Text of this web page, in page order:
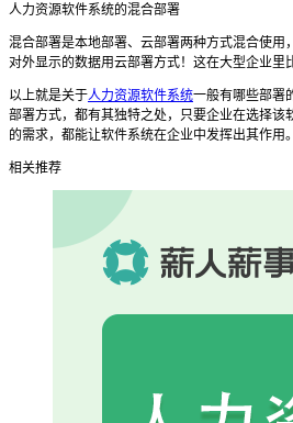
人力资源软件系统的混合部署
混合部署是本地部署、云部署两种方式混合使用
对外显示的数据用云部署方式！这在大型企业里
以上就是关于人力资源软件系统一般有哪些部署
部署方式，都有其独特之处，只要企业在选择该
的需求，都能让软件系统在企业中发挥出其作用。
相关推荐